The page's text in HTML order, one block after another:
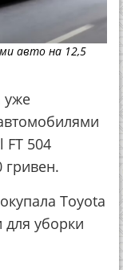
авто на 12,5
уже
FT 504
гривен.
Toyota
уборки